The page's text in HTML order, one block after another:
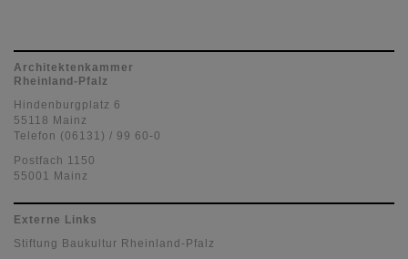
Architektenkammer
Rheinland-Pfalz
Hindenburgplatz 6
55118 Mainz
Telefon (06131) / 99 60-0
Postfach 1150
55001 Mainz
Externe Links
Stiftung Baukultur Rheinland-Pfalz